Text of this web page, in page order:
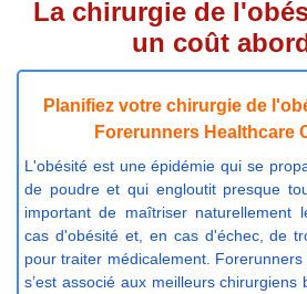
La chirurgie de
un coût
Planifiez votre chirurgie de
Forerunners Healthcare
L'obésité est une épidémie qui se
de poudre et qui engloutit presque
important de maîtriser naturellement
cas d'obésité et, en cas d'échec, de
pour traiter médicalement.
s’est associé aux meilleurs chirurgiens